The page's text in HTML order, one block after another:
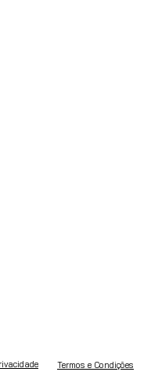
Termos e Condições